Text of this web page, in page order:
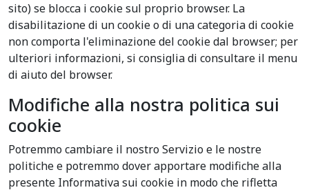
sito) se blocca i cookie sul proprio browser. La
disabilitazione di un cookie o di una categoria di cookie
non comporta l'eliminazione del cookie dal browser; per
ulteriori informazioni, si consiglia di consultare il menu
di aiuto del browser.
Modifiche alla nostra politica sui
cookie
Potremmo cambiare il nostro Servizio e le nostre
politiche e potremmo dover apportare modifiche alla
presente Informativa sui cookie in modo che rifletta